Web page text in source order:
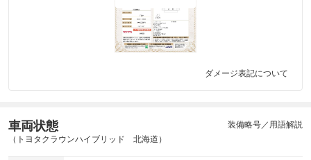
ダメージ表記について
車両状態
（トヨタクラウンハイブリッド 北海道）
装備略号／用語解説